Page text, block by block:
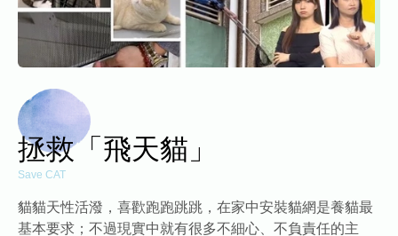
拯救「飛天貓」
Save CAT
貓貓天性活潑，喜歡跑跑跳跳，在家中安裝貓網是養貓最
基本要求；不過現實中就有很多不細心、不負責任的主